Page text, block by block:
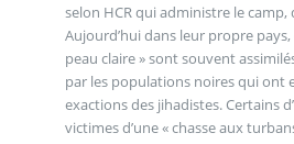
selon HCR qui administre le camp,
Aujourd’hui dans leur propre pays,
peau claire » sont souvent
par les populations noires qui ont
exactions des jihadistes. Certains
victimes d’une « chasse aux